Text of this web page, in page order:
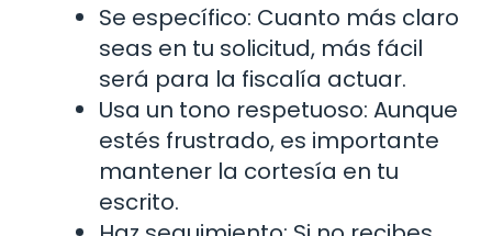
Se específico: Cuanto más claro
seas en tu solicitud, más fácil
será para la fiscalía actuar.
Usa un tono respetuoso: Aunque
estés frustrado, es importante
mantener la cortesía en tu
escrito.